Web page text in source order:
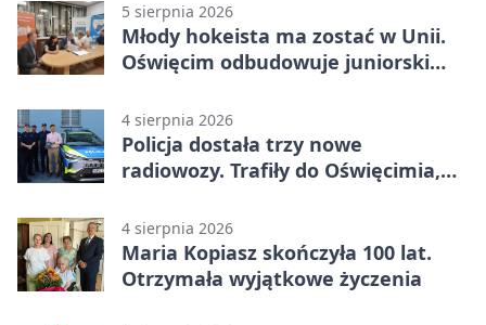
5 sierpnia 2026
Młody hokeista ma zostać w Unii.
Oświęcim odbudowuje juniorski
4 sierpnia 2026
Policja dostała trzy nowe
radiowozy. Trafiły do Oświęcimia,
4 sierpnia 2026
Maria Kopiasz skończyła 100 lat.
Otrzymała wyjątkowe życzenia